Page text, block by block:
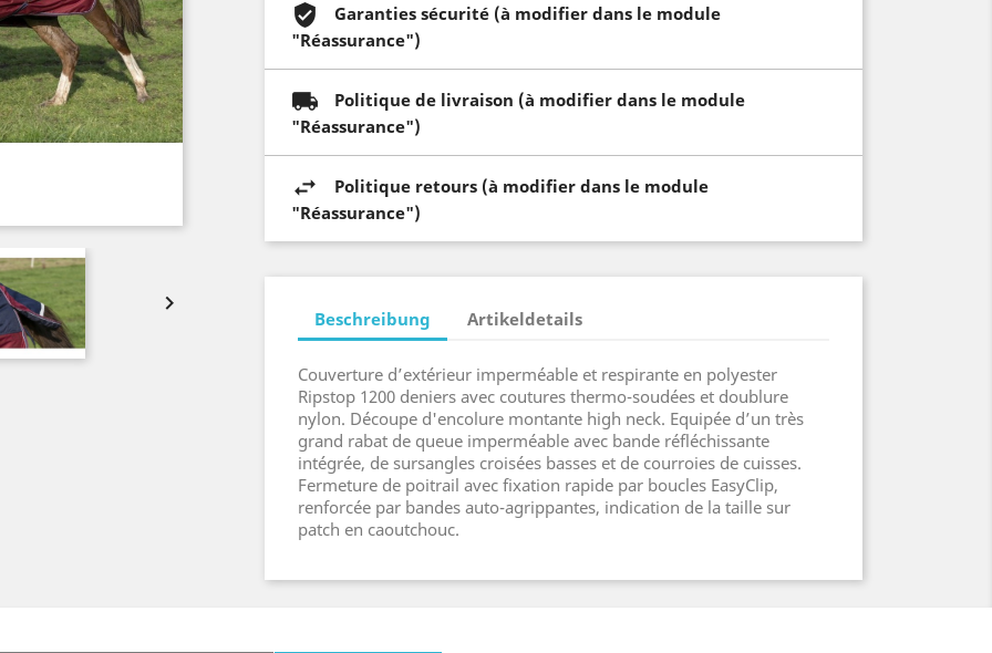

Garanties sécurité (à modifier dans le module
"Réassurance")
Politique de livraison (à modifier dans le module
"Réassurance")
Politique retours (à modifier dans le module
"Réassurance")
Beschreibung Artikeldetails
Couverture d’extérieur imperméable et respirante en polyester
Ripstop 1200 deniers avec coutures thermo-soudées et doublure
nylon. Découpe d'encolure montante high neck. Equipée d’un très
grand rabat de queue imperméable avec bande réfléchissante
intégrée, de sursangles croisées basses et de courroies de cuisses.
Fermeture de poitrail avec fixation rapide par boucles EasyClip,
renforcée par bandes auto-agrippantes, indication de la taille sur
patch en caoutchouc.